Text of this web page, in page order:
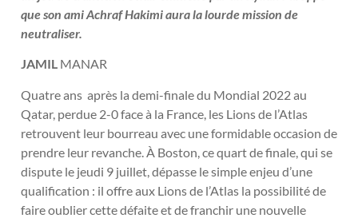
que son ami Achraf Hakimi aura la lourde mission de
neutraliser.
JAMIL MANAR
Quatre ans après la demi-finale du Mondial 2022 au
Qatar, perdue 2-0 face à la France, les Lions de l’Atlas
retrouvent leur bourreau avec une formidable occasion de
prendre leur revanche. À Boston, ce quart de finale, qui se
dispute le jeudi 9 juillet, dépasse le simple enjeu d’une
qualification : il offre aux Lions de l’Atlas la possibilité de
faire oublier cette défaite et de franchir une nouvelle